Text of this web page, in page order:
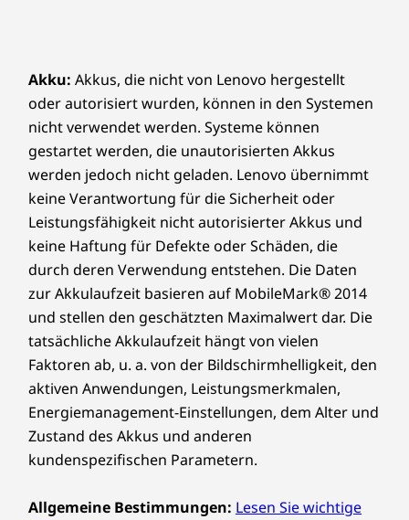
Akku: Akkus, die nicht von Lenovo hergestellt
oder autorisiert wurden, können in den Systemen
nicht verwendet werden. Systeme können
gestartet werden, die unautorisierten Akkus
werden jedoch nicht geladen. Lenovo übernimmt
keine Verantwortung für die Sicherheit oder
Leistungsfähigkeit nicht autorisierter Akkus und
keine Haftung für Defekte oder Schäden, die
durch deren Verwendung entstehen. Die Daten
zur Akkulaufzeit basieren auf MobileMark® 2014
und stellen den geschätzten Maximalwert dar. Die
tatsächliche Akkulaufzeit hängt von vielen
Faktoren ab, u. a. von der Bildschirmhelligkeit, den
aktiven Anwendungen, Leistungsmerkmalen,
Energiemanagement-Einstellungen, dem Alter und
Zustand des Akkus und anderen
kundenspezifischen Parametern.
Allgemeine Bestimmungen: Lesen Sie wichtige